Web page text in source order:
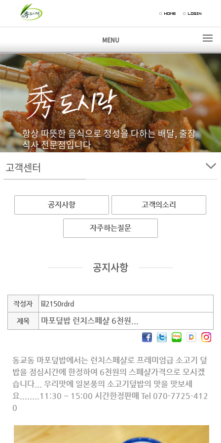
MENU
항상 따뜻한 음식으로 정성을 다하는 배달, 출장
식사 전문점입니다
고객센터
고객센터
공지사항 고객의소리
자주하는질문
공지사항
작성자 lil2150rdrd
제목 마포덮밥 런치스페샬 6천원...
동교동 마포덮밥에서는 런치스페샬로 프레미엄급 소고기 덮
밥을 점심시간에 한정하여 6천원의 스페샬가격으로 모시겠
습니다... 우리맛에 일본풍의 소고기덮밥의 맛을 맛보세
요........11:30 ~ 15:00 시간한정판매 Tel 070-7725-412
0